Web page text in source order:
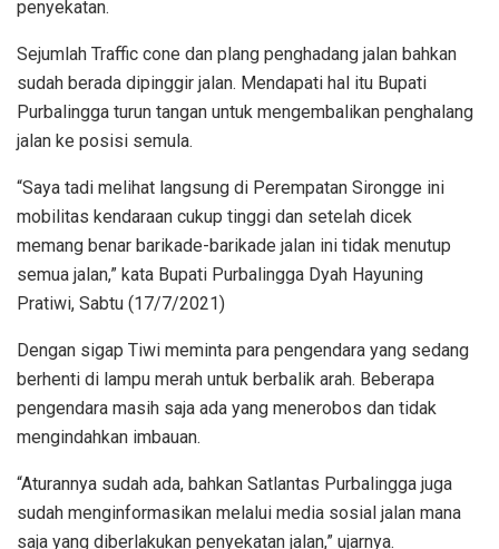
penyekatan.
Sejumlah Traffic cone dan plang penghadang jalan bahkan
sudah berada dipinggir jalan. Mendapati hal itu Bupati
Purbalingga turun tangan untuk mengembalikan penghalang
jalan ke posisi semula.
“Saya tadi melihat langsung di Perempatan Sirongge ini
mobilitas kendaraan cukup tinggi dan setelah dicek
memang benar barikade-barikade jalan ini tidak menutup
semua jalan,” kata Bupati Purbalingga Dyah Hayuning
Pratiwi, Sabtu (17/7/2021)
Dengan sigap Tiwi meminta para pengendara yang sedang
berhenti di lampu merah untuk berbalik arah. Beberapa
pengendara masih saja ada yang menerobos dan tidak
mengindahkan imbauan.
“Aturannya sudah ada, bahkan Satlantas Purbalingga juga
sudah menginformasikan melalui media sosial jalan mana
saja yang diberlakukan penyekatan jalan,” ujarnya.